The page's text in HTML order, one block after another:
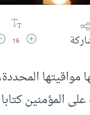
زيادة حجم
16
مواقيتها
المؤمنين